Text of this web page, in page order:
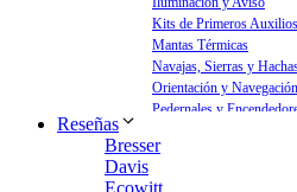
Kits de Primeros
Mantas Térmicas
Navajas, Sierras y
Orientación y Navegación
Pedernales y
Aves y Jardín
Bebederos para Aves
Reseñas
Bresser
Davis
Ecowitt